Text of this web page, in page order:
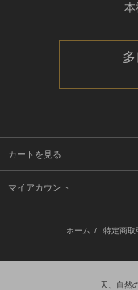
本
カートを見る
マイアカウント
ホーム / 特定商取
天、自然